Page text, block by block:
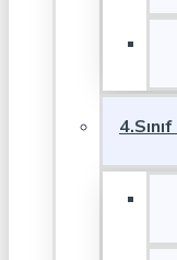
4.Sınıf